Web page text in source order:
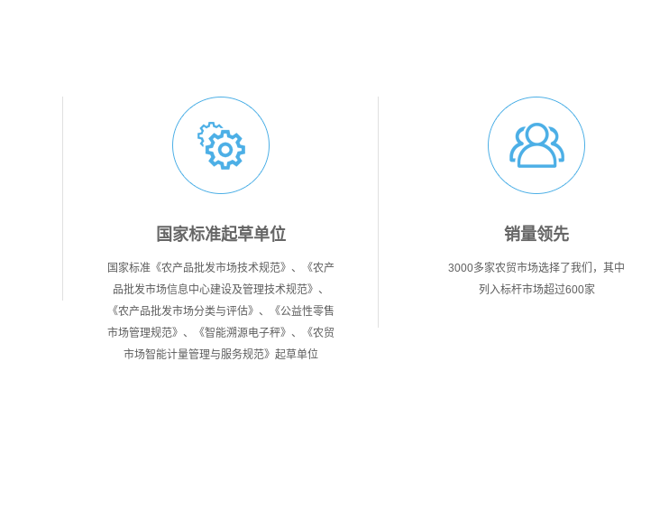
国家标准起草单位
国家标准《农产品批发市场技术规范》、《农产
品批发市场信息中心建设及管理技术规范》、
《农产品批发市场分类与评估》、《公益性零售
市场管理规范》、《智能溯源电子秤》、《农贸
市场智能计量管理与服务规范》起草单位
销量领先
3000多家农贸市场选择了我们，其中
列入标杆市场超过600家